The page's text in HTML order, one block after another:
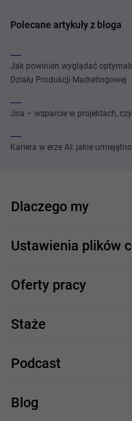
Polecane artykuły z bloga
Jak powinien wyglądać
Działu Produkcji Marketingowej
Jira – wsparcie w projektach,
Kariera w erze AI: jakie
Dlaczego my
Nasi pracownicy
Nasze projekty
Profile zawodowe
Ustawienia plików
Oferty pracy
Formularz aplikacyjny
.NET
C++
Staże
Staże IT
Podcast
Comarch Careers
Blog